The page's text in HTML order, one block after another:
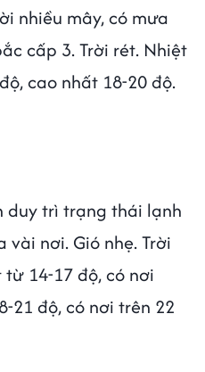
nhiều mây, có mưa
cấp 3. Trời rét. Nhiệt
cao nhất 18-20 độ.
duy trì trạng thái lạnh
vài nơi. Gió nhẹ. Trời
14-17 độ, có nơi
21 độ, có nơi trên 22